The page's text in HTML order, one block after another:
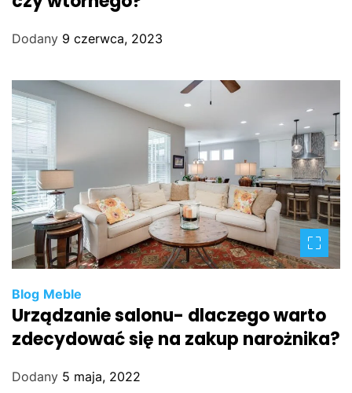
Dodany 9 czerwca, 2023
Blog Meble
Urządzanie salonu- dlaczego warto
zdecydować się na zakup narożnika?
Dodany 5 maja, 2022